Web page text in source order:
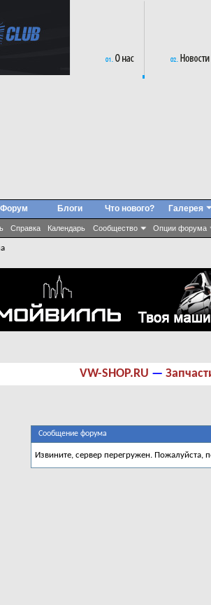
Форум
Справка Календарь Сообщество Опции форума
Блоги Что нового? Галерея
VW-SHOP.RU —
Сообщение форума
Извините, сервер перегружен. Пожалуйста,